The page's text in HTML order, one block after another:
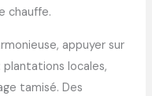
chauffe.
appuyer sur
plantations locales,
tamisé. Des